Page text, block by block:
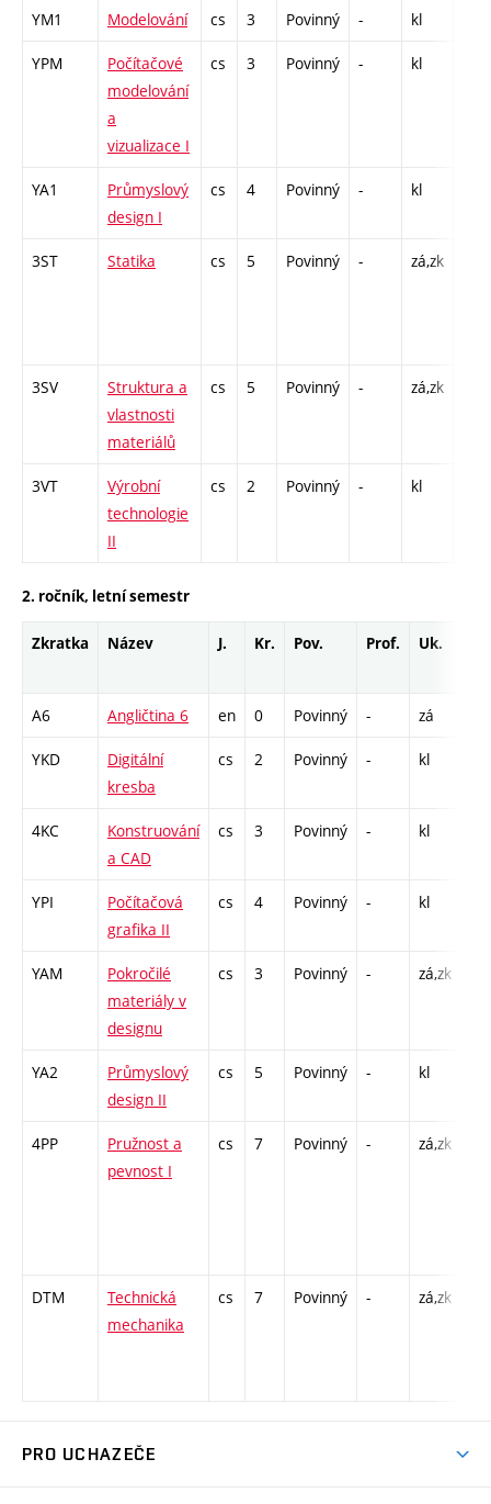
YM1 Modelování cs 3 Povinný - kl
YPM
Počítačové
modelování
a
vizualizace I
cs 3 Povinný - kl
YA1
Průmyslový
design I
cs 4 Povinný - kl
3ST Statika cs 5 Povinný - zá,zk
3SV
Struktura a
vlastnosti
materiálů
cs 5 Povinný - zá,zk
3VT
Výrobní
technologie
II
cs 2 Povinný - kl
2. ročník, letní semestr
Zkratka Název J. Kr. Pov. Prof. Uk.
A6 Angličtina 6 en 0 Povinný - zá
YKD
Digitální
kresba
cs 2 Povinný - kl
4KC
Konstruování
a CAD
cs 3 Povinný - kl
YPI
Počítačová
grafika II
cs 4 Povinný - kl
YAM
Pokročilé
materiály v
designu
cs 3 Povinný - zá,zk
YA2
Průmyslový
design II
cs 5 Povinný - kl
4PP
Pružnost a
pevnost I
cs 7 Povinný - zá,zk
DTM
Technická
mechanika
cs 7 Povinný - zá,zk
PRO UCHAZEČE